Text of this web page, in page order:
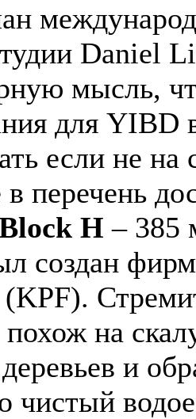
Daniel
мысль,
для
если не
перечень
H – 385
создан
(KPF).
на
и
чистый